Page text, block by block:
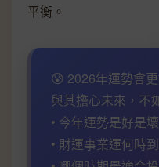
平衡。
😰 2026年運勢會
與其擔心未來，不
• 今年運勢是好是
• 財運事業運何時